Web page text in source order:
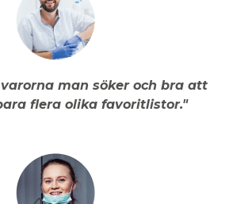
man söker och bra att
flera olika favoritlistor."